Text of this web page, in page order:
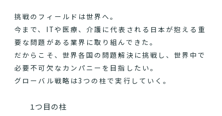
挑戦のフィールドは世界へ。
今まで、ITや医療、介護に代表される日本が抱える重
要な問題がある業界に取り組んできた。
だからこそ、世界各国の問題解決に挑戦し、世界中で
必要不可欠なカンパニーを目指したい。
グローバル戦略は3つの柱で実行していく。
１つ目の柱